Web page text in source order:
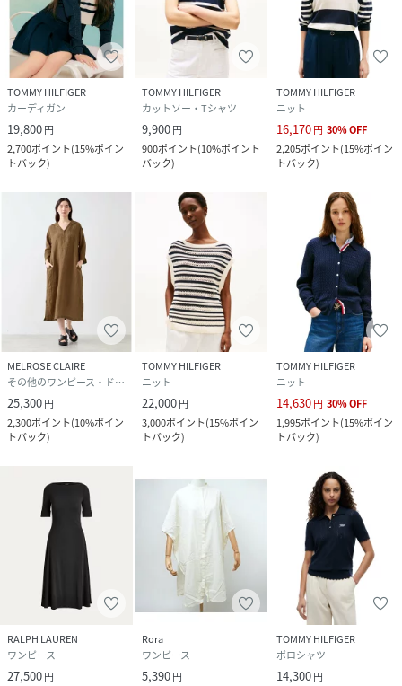
TOMMY HILFIGER
カーディガン
19,800円
2,700ポイント(15%ポイン
トバック)
TOMMY HILFIGER
カットソー・Tシャツ
9,900円
900ポイント(10%ポイント
バック)
TOMMY HILFIGER
ニット
16,170円 30%OFF
2,205ポイント(15%ポイン
トバック)
MELROSE CLAIRE
その他のワンピース・ドレス
25,300円
2,300ポイント(10%ポイン
トバック)
TOMMY HILFIGER
ニット
22,000円
3,000ポイント(15%ポイン
トバック)
TOMMY HILFIGER
ニット
14,630円 30%OFF
1,995ポイント(15%ポイン
トバック)
RALPH LAUREN
ワンピース
27,500円
Rora
ワンピース
5,390円
TOMMY HILFIGER
ポロシャツ
14,300円